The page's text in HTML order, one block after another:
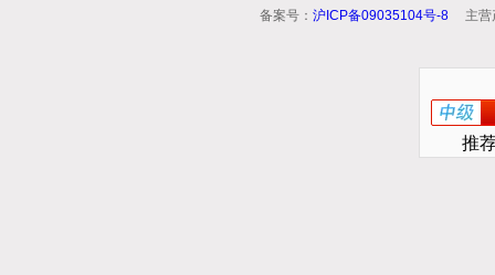
备案号： 沪ICP备09035104号-8 主营
推